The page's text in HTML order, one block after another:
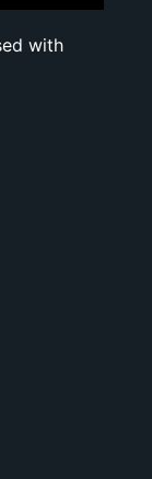
with